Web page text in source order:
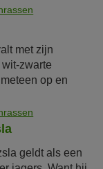
Je moet het
om samen met
met zijn
zwarte
op en
als sportieve
indruk. Wat
weten, lees je
geldt als een